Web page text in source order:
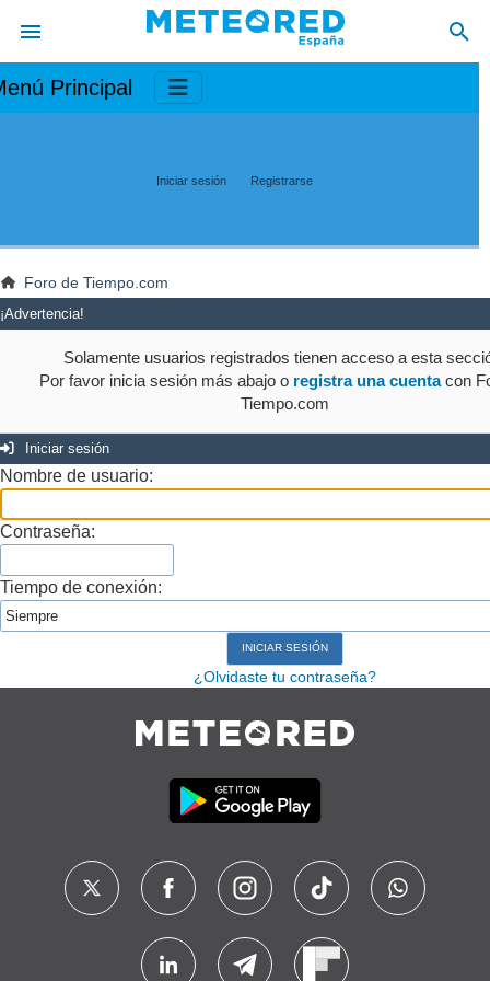
Principal
Iniciar sesión Registrarse
Foro de Tiempo.com
¡Advertencia!
Solamente usuarios registrados tienen acceso a esta
Por favor inicia sesión más abajo o registra una cuentacon
Tiempo.com
Iniciar sesión
Nombre de usuario:
Contraseña:
Tiempo de conexión:
¿Olvidaste tu contraseña?